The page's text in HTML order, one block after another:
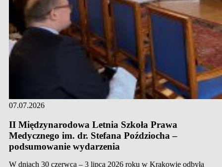
07.07.2026
II Międzynarodowa Letnia Szkoła Prawa
Medycznego im. dr. Stefana Poździocha –
podsumowanie wydarzenia
W dniach 30 czerwca – 3 lipca 2026 roku w Krakowie odbyła